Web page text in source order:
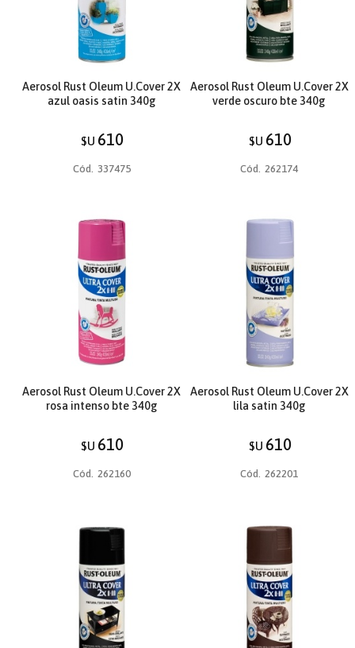
Aerosol Rust Oleum U.Cover 2X
azul oasis satin 340g
$U 610
Cód. 337475
Aerosol Rust Oleum U.Cover 2X
verde oscuro bte 340g
$U 610
Cód. 262174
Aerosol Rust Oleum U.Cover 2X
rosa intenso bte 340g
$U 610
Cód. 262160
Aerosol Rust Oleum U.Cover 2X
lila satin 340g
$U 610
Cód. 262201